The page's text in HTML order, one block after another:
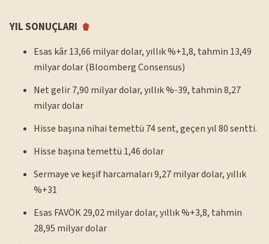
YIL SONUÇLARI
Esas kâr 13,66 milyar dolar, yıllık %+1,8, tahmin 13,49
milyar dolar (Bloomberg Consensus)
Net gelir 7,90 milyar dolar, yıllık %-39, tahmin 8,27
milyar dolar
Hisse başına nihai temettü 74 sent, geçen yıl 80 sentti.
Hisse başına temettü 1,46 dolar
Sermaye ve keşif harcamaları 9,27 milyar dolar, yıllık
%+31
Esas FAVÖK 29,02 milyar dolar, yıllık %+3,8, tahmin
28,95 milyar dolar